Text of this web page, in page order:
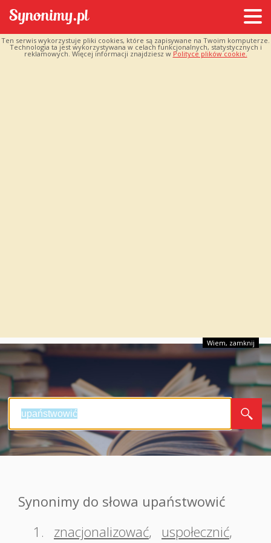
Ten serwis wykorzystuje pliki cookies, które są zapisywane na Twoim komputerze.
Technologia ta jest wykorzystywana w celach funkcjonalnych, statystycznych i
reklamowych. Więcej informacji znajdziesz w Polityce plików cookie.
Wiem, zamknij
Synonimy do słowa upaństwowić
1.
znacjonalizować, uspołecznić,